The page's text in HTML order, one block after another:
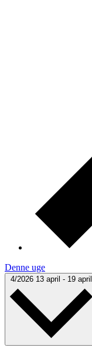
Denne uge
4/2026 13 april - 19 april